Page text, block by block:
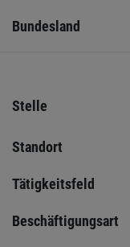
Bundesland
Stelle
Standort
Tätigkeitsfeld
Beschäftigungsart